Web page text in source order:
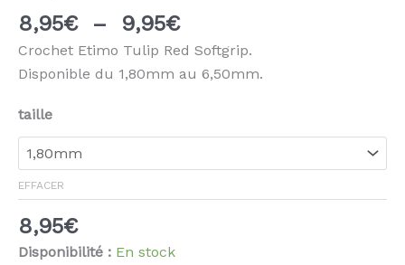
8,95€ – 9,95€Plage
de
prix :
9,95€
Crochet Etimo Tulip Red Softgrip.
Disponible du 1,80mm au 6,50mm.
taille
EFFACER
8,95€
Disponibilité : En stock